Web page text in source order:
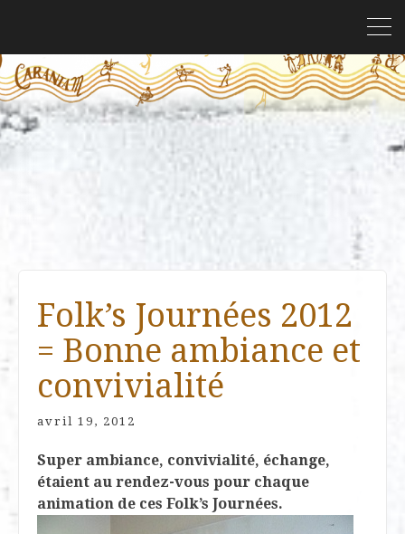
Folk’s Journées 2012
= Bonne ambiance et
convivialité
avril 19, 2012
Super ambiance, convivialité, échange,
étaient au rendez-vous pour chaque
animation de ces Folk’s Journées.